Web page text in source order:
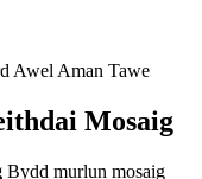
Mosaig
Bydd murlun mosaig